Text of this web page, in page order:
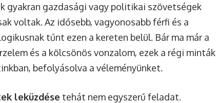
gyakran gazdasági vagy politikai szövetségek
voltak. Az idősebb, vagyonosabb férfi és a
tűnt ezen a kereten belül. Bár ma már a
és a kölcsönös vonzalom, ezek a régi minták
befolyásolva a véleményünket.
leküzdése tehát nem egyszerű feladat.